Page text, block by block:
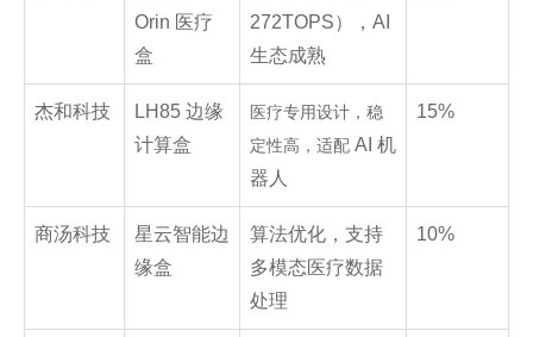
Orin 医疗
盒
272TOPS），AI
生态成熟
杰和科技
LH85 边缘
计算盒
医疗专用设计，稳
定性高，适配 AI 机
器人
15%
商汤科技
星云智能边
缘盒
算法优化，支持
多模态医疗数据
处理
10%